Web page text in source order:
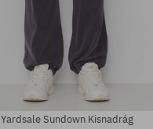
Yardsale Sundown Kisnadrág